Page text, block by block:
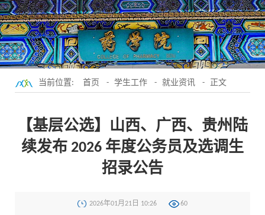
当前位置: 首页 - 学生工作 - 就业资讯 - 正文
【基层公选】山西、广西、贵州陆
续发布 2026 年度公务员及选调生
招录公告
2026年01月21日 10:26 60